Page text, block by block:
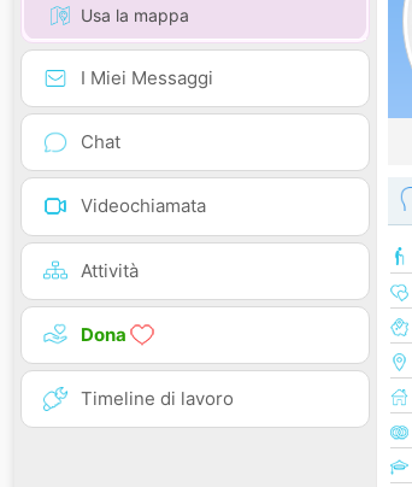
Usa la mappa
I Miei Messaggi
Chat
Videochiamata
Attività
Dona
Timeline di lavoro